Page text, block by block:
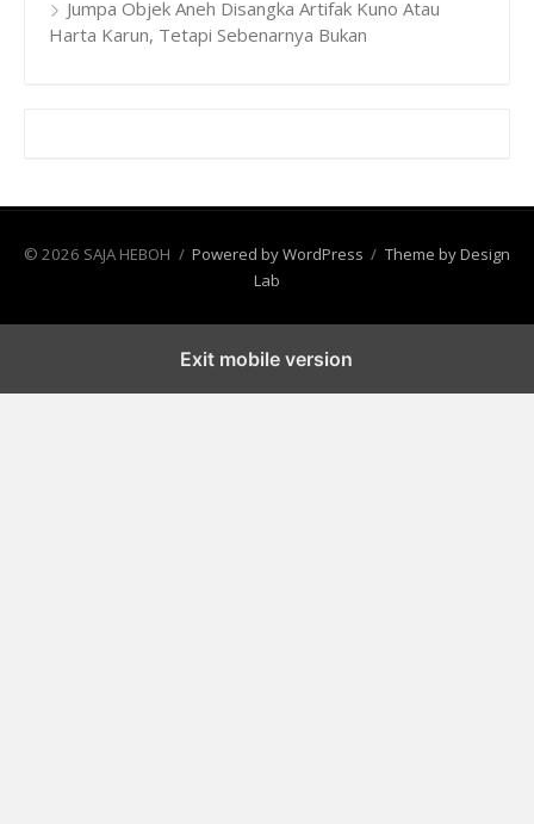
Jumpa Objek Aneh Disangka Artifak Kuno Atau
Harta Karun, Tetapi Sebenarnya Bukan
© 2026 SAJA HEBOH / Powered by WordPress / Theme by Design
Lab
Exit mobile version